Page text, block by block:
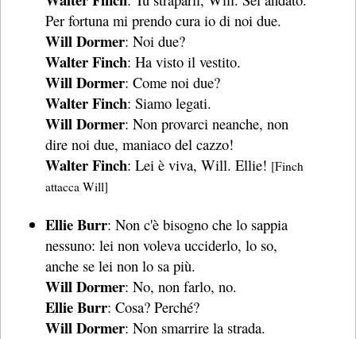
Per fortuna mi prendo cura io di noi due.
Will Dormer: Noi due?
Walter Finch: Ha visto il vestito.
Will Dormer: Come noi due?
Walter Finch: Siamo legati.
Will Dormer: Non provarci neanche, non
dire noi due, maniaco del cazzo!
Walter Finch: Lei è viva, Will. Ellie! [Finch
attacca Will]
Ellie Burr: Non c'è bisogno che lo sappia
nessuno: lei non voleva ucciderlo, lo so,
anche se lei non lo sa più.
Will Dormer: No, non farlo, no.
Ellie Burr: Cosa? Perché?
Will Dormer: Non smarrire la strada.